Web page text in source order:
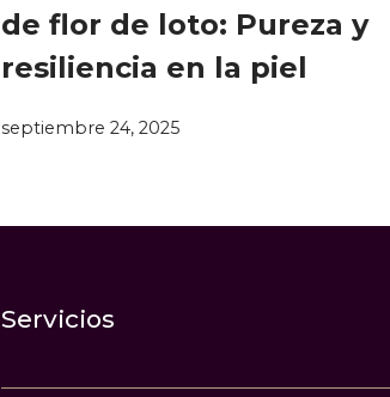
de flor de loto: Pureza y
resiliencia en la piel
septiembre 24, 2025
Servicios